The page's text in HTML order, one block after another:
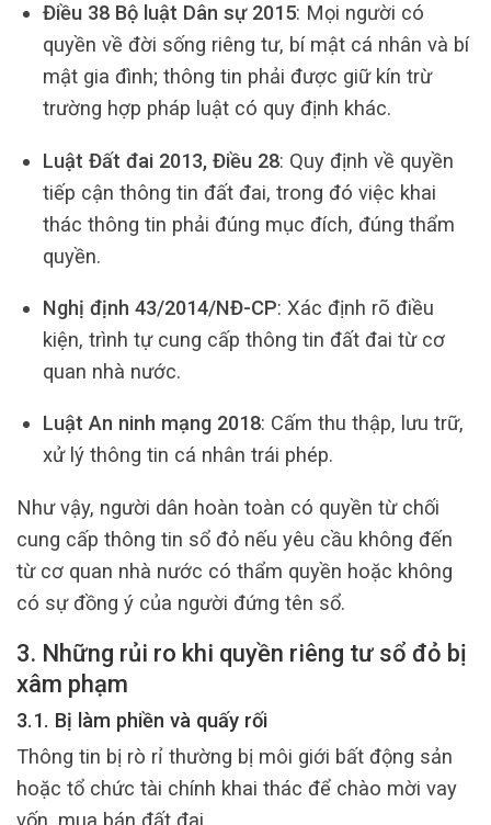
Điều 38 Bộ luật Dân sự 2015: Mọi người có
quyền về đời sống riêng tư, bí mật cá nhân và bí
mật gia đình; thông tin phải được giữ kín trừ
trường hợp pháp luật có quy định khác.
Luật Đất đai 2013, Điều 28: Quy định về quyền
tiếp cận thông tin đất đai, trong đó việc khai
thác thông tin phải đúng mục đích, đúng thẩm
quyền.
Nghị định 43/2014/NĐ-CP: Xác định rõ điều
kiện, trình tự cung cấp thông tin đất đai từ cơ
quan nhà nước.
Luật An ninh mạng 2018: Cấm thu thập, lưu trữ,
xử lý thông tin cá nhân trái phép.
Như vậy, người dân hoàn toàn có quyền từ chối
cung cấp thông tin sổ đỏ nếu yêu cầu không đến
từ cơ quan nhà nước có thẩm quyền hoặc không
có sự đồng ý của người đứng tên sổ.
3. Những rủi ro khi quyền riêng tư sổ đỏ bị
xâm phạm
3.1. Bị làm phiền và quấy rối
Thông tin bị rò rỉ thường bị môi giới bất động sản
hoặc tổ chức tài chính khai thác để chào mời vay
vốn, mua bán đất đai.